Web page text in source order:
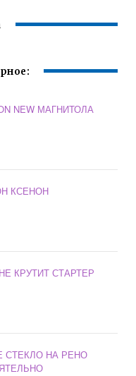
NEW МАГНИТОЛА
КСЕНОН
КРУТИТ СТАРТЕР
НА РЕНО